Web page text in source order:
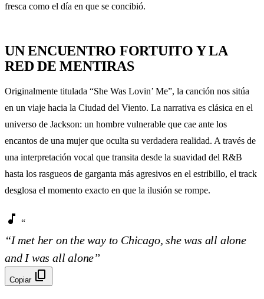
fresca como el día en que se concibió.
UN ENCUENTRO FORTUITO Y LA
RED DE MENTIRAS
Originalmente titulada “She Was Lovin’ Me”, la canción nos sitúa
en un viaje hacia la Ciudad del Viento. La narrativa es clásica en el
universo de Jackson: un hombre vulnerable que cae ante los
encantos de una mujer que oculta su verdadera realidad. A través de
una interpretación vocal que transita desde la suavidad del R&B
hasta los rasgueos de garganta más agresivos en el estribillo, el track
desglosa el momento exacto en que la ilusión se rompe.
music_note “
“I met her on the way to Chicago, she was all alone
and I was all alone”
Copiar content_copy